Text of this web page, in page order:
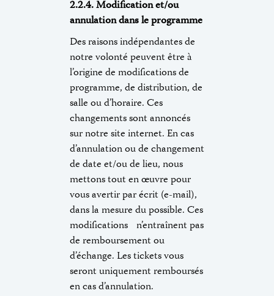
2.2.4. Modification et/ou
annulation dans le programme
Des raisons indépendantes de
notre volonté peuvent être à
l’origine de modifications de
programme, de distribution, de
salle ou d’horaire. Ces
changements sont annoncés
sur notre site internet. En cas
d’annulation ou de changement
de date et/ou de lieu, nous
mettons tout en œuvre pour
vous avertir par écrit (e-mail),
dans la mesure du possible. Ces
modifications n’entraînent pas
de remboursement ou
d’échange. Les tickets vous
seront uniquement remboursés
en cas d’annulation.